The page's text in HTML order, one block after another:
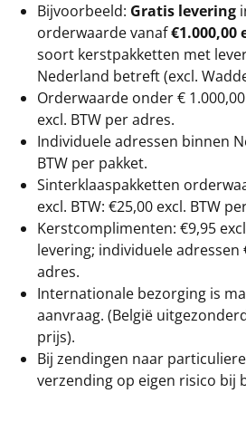
Bijvoorbeeld: Gratis levering
orderwaarde vanaf€1.000,00
soort kerstpakketten met
Nederland betreft (excl.
Orderwaarde onder € 1.000,00
excl. BTW per adres.
Individuele adressen binnen
BTW per pakket.
Sinterklaaspakketten
excl. BTW: €25,00 excl. BTW
Kerstcomplimenten: €9,95
levering; individuele adressen
adres.
Internationale bezorging is
aanvraag. (België
prijs).
Bij zendingen naar
verzending op eigen risico bij